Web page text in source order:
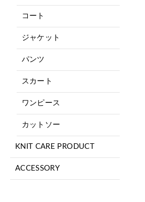
コート
ジャケット
パンツ
スカート
ワンピース
カットソー
KNIT CARE PRODUCT
ACCESSORY